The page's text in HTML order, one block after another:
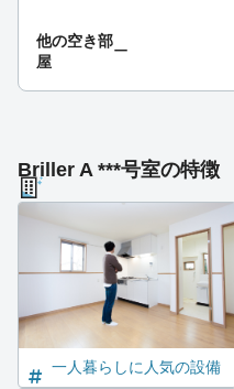
他の空き部
屋
ー
Briller A ***号室の特徴
一人暮らしに人気の設備